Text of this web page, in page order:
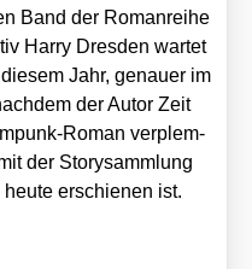
Band der Roman­rei­he
Har­ry Dres­den war­tet
Jahr, genau­er im
der Autor Zeit
Roman ver­plem­
der Sto­ry­samm­lung
erschie­nen ist.